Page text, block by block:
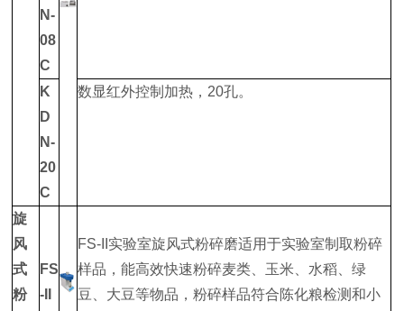
N-
08
C
K
D
N-
20
C
数显红外控制加热，20孔。
旋
风
式
粉
FS
-II
FS-II实验室旋风式粉碎磨适用于实验室制取粉碎
样品，能高效快速粉碎麦类、玉米、水稻、绿
豆、大豆等物品，粉碎样品符合陈化粮检测和小